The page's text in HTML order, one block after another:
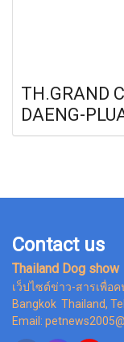
TH.GRAND
DAENG-
Contact us
Thailand Dog show
เว็ปไซต์ข่าว-สารเพื่อ
Bangkok Thailand,
Email: